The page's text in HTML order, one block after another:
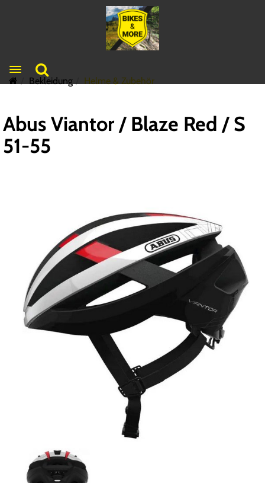
Toggle navigation
Bekleidung
Helme & Zubehör
Abus Viantor / Blaze Red / S
51-55